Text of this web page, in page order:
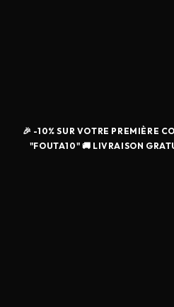
🎉 -10% SUR VOTRE PREMIÈRE
"FOUTA10" 🚚 LIVRAISON